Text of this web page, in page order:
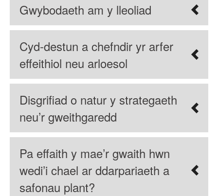
Gwybodaeth am y lleoliad
Cyd-destun a chefndir yr arfer
effeithiol neu arloesol
Disgrifiad o natur y strategaeth
neu’r gweithgaredd
Pa effaith y mae’r gwaith hwn
wedi’i chael ar ddarpariaeth a
safonau plant?